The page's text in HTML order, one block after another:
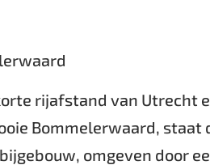
rijafstand van Utrecht
Bommelerwaard, staat
omgeven door